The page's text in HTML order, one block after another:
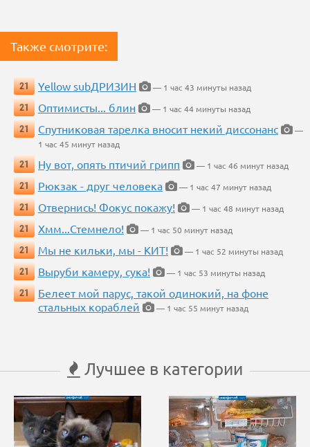
Также смотрите:
21 Yellow subДРИЗИН
— 1 час 43 минуты назад
21
Оптимисты... блин
— 1 час 44 минуты назад
21
Спутниковая тарелка вносит некий диссонанс
—
1 час 45 минут назад
21
Ну вот, опять птичий грипп
— 1 час 46 минут назад
21
Рюкзак - друг человека
— 1 час 47 минут назад
21
Отвернись! Фокус покажу!
— 1 час 48 минут назад
21
Хмм...Стемнело!
— 1 час 50 минут назад
21
Мы не кильки, мы - КИТ!
— 1 час 52 минуты назад
21
Выруби камеру, сука!
— 1 час 53 минуты назад
21
Белеет мой парус, такой одинокий, на фоне
стальных кораблей
— 1 час 55 минут назад
Лучшее в категории